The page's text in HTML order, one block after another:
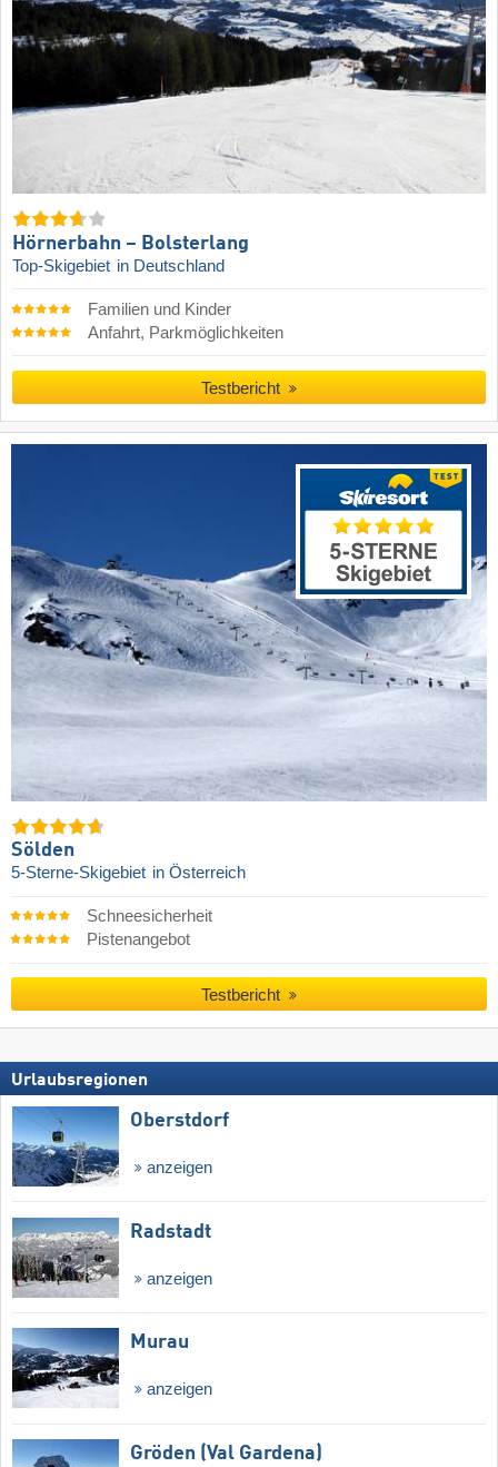
Hörnerbahn – Bolsterlang
Top-Skigebiet in Deutschland
Familien und Kinder
Anfahrt, Parkmöglichkeiten
Testbericht
Sölden
5-Sterne-Skigebiet in Österreich
Schneesicherheit
Pistenangebot
Testbericht
Urlaubsregionen
Oberstdorf
anzeigen
Radstadt
anzeigen
Murau
anzeigen
Gröden (Val Gardena)